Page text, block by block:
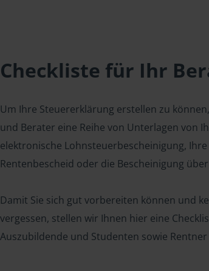
Checkliste für Ihr
Um Ihre Steuererklärung erstellen zu
und Berater eine Reihe von Unterlagen von
elektronische Lohnsteuerbescheinigung,
Rentenbescheid oder die Bescheinigung
Damit Sie sich gut vorbereiten können und
vergessen, stellen wir Ihnen hier eine
Auszubildende und Studenten sowie